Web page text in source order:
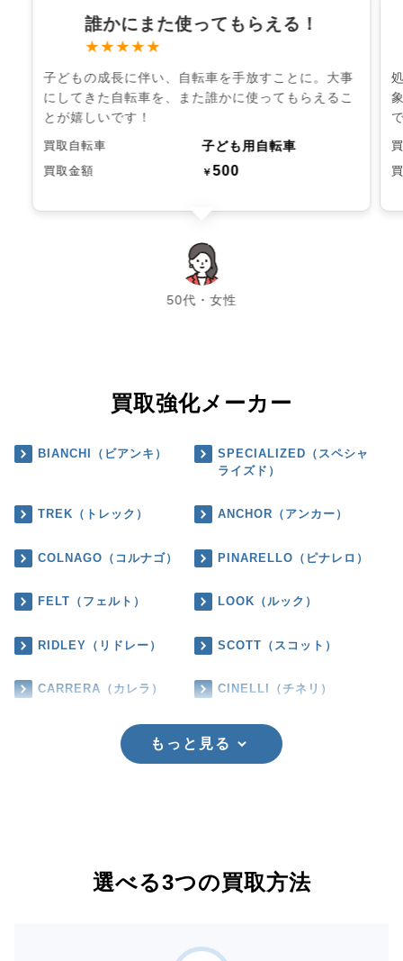
誰かにまた使ってもらえる！
★★★★★
子どもの成長に伴い、自転車を手放すことに。大事
にしてきた自転車を、また誰かに使ってもらえるこ
とが嬉しいです！
買取自転車 子ども用自転車
買取金額 ￥500
50代・女性
chevron_left chevron_right
買取強化メーカー
BIANCHI（ビアンキ）
SPECIALIZED（スペシャ
ライズド）
TREK（トレック） ANCHOR（アンカー）
COLNAGO（コルナゴ） PINARELLO（ピナレロ）
FELT（フェルト） LOOK（ルック）
RIDLEY（リドレー） SCOTT（スコット）
CARRERA（カレラ） CINELLI（チネリ）
もっと見る
選べる3つの買取方法